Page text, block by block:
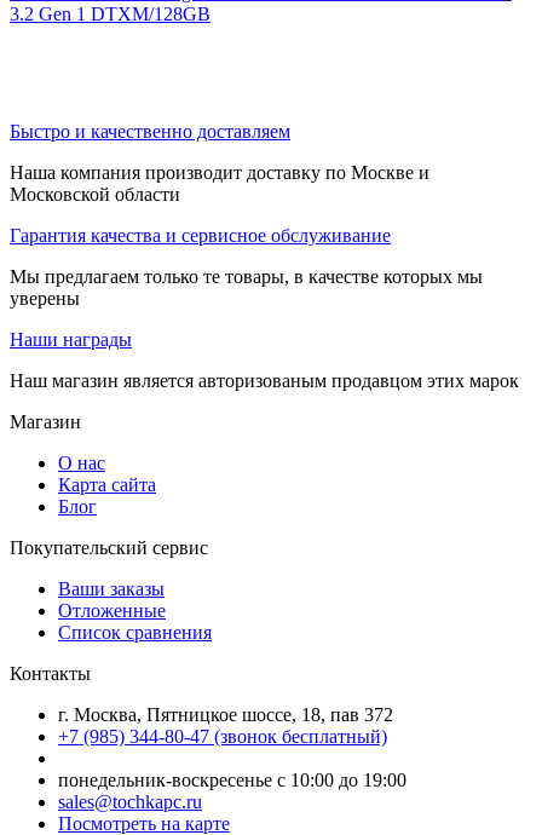
3.2 Gen 1 DTXM/128GB
Быстро и качественно доставляем
Наша компания производит доставку по Москве и
Московской области
Гарантия качества и сервисное обслуживание
Мы предлагаем только те товары, в качестве которых мы
уверены
Наши награды
Наш магазин является авторизованым продавцом этих марок
Магазин
О нас
Карта сайта
Блог
Покупательский сервис
Ваши заказы
Отложенные
Список сравнения
Контакты
г. Москва, Пятницкое шоссе, 18, пав 372
+7 (985) 344-80-47 (звонок бесплатный)
понедельник-воскресенье с 10:00 до 19:00
sales@tochkapc.ru
Посмотреть на карте